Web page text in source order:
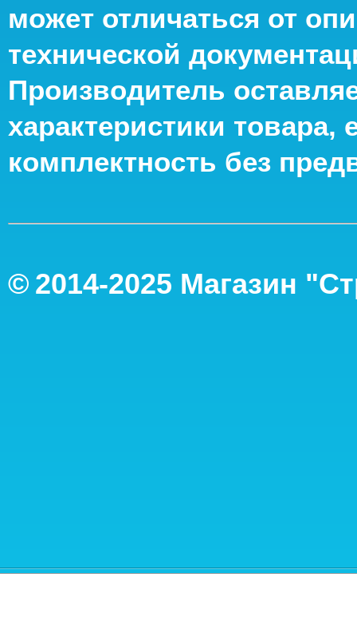
может отличаться от
технической
Производитель
характеристики
комплектность без
© 2014-2025 Магазин